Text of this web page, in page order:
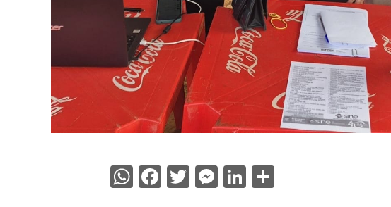
WhatsApp
Facebook
Twitter
Messenger
LinkedIn